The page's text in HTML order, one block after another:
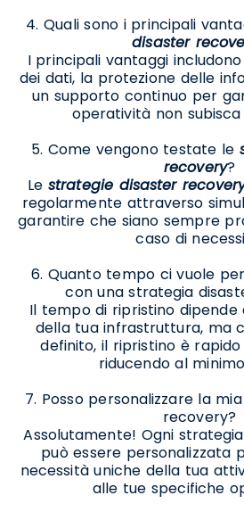
4. Quali sono i principali
disaster
I principali vantaggi
dei dati, la protezione delle
un supporto continuo per
operatività non subisca
5. Come vengono testate le
recovery?
Lestrategie disaster
regolarmente attraverso
garantire che siano sempre
caso di
6. Quanto tempo ci vuole
con una strategia
Il tempo di ripristino
della tua infrastruttura, ma
definito, il ripristino è
riducendo al
7. Posso personalizzare la
recovery?
Assolutamente! Ogni
può essere personalizzata
necessità uniche della tua
alle tue specifiche